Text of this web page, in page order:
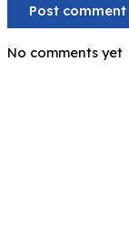
Post comment
No comments yet